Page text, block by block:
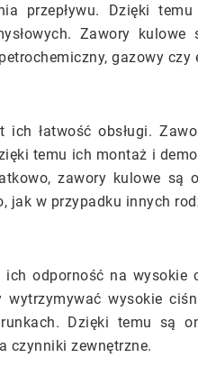
przepływu. Dzięki
Zawory
gazowy czy
łatwość obsługi.
temu ich montaż i
zawory kulowe są
jak w przypadku innych
odporność na wysokie
wysokie
Dzięki temu są
czynniki zewnętrzne.